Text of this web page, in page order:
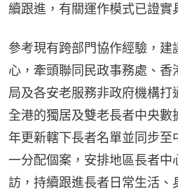
續跟進，有關運作模式已證實
參考現有跨部門協作經驗，建
心，牽頭聯同民政事務處、香
局及各安老服務非政府機構打
全港的獨居及雙老長者中央數
年更新轄下長者名單並同步至
一分配個案，安排地區長者中
訪，持續跟進長者日常生活、